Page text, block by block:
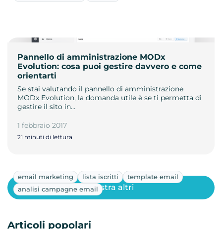
Pannello di amministrazione MODx
Evolution: cosa puoi gestire davvero e come
orientarti
Se stai valutando il pannello di amministrazione
MODx Evolution, la domanda utile è se ti permetta di
gestire il sito in…
1 febbraio 2017
21 minuti di lettura
email marketing lista iscritti
template email
analisi campagne emailMostra altri
Articoli popolari